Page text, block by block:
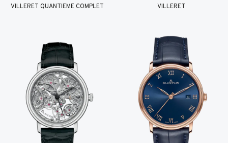
VILLERET QUANTIÈME COMPLET VILLERET